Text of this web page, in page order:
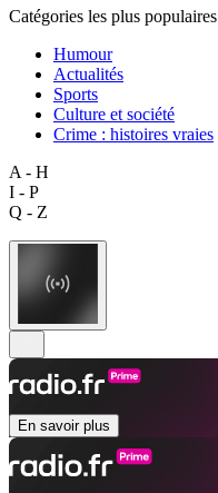
Catégories les plus populaires
Humour
Actualités
Sports
Culture et société
Crime : histoires vraies
A - H
I - P
Q - Z
En savoir plus